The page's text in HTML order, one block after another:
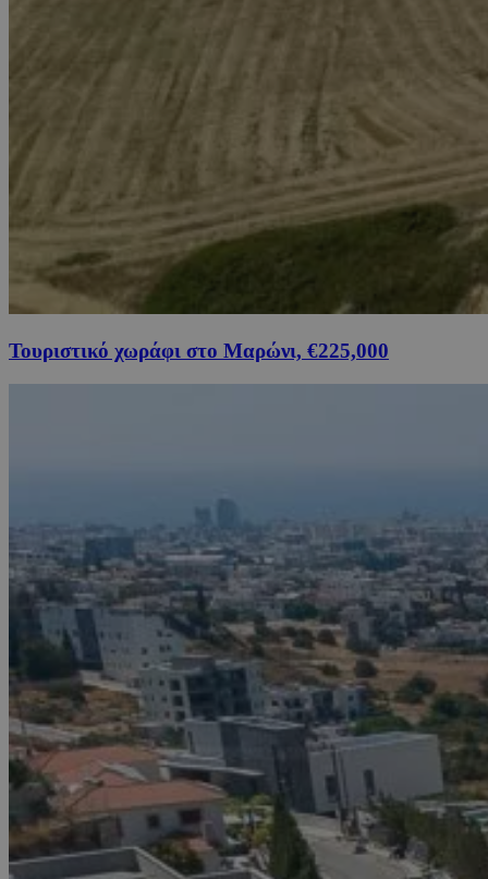
Τουριστικό χωράφι στο Μαρώνι, €225,000